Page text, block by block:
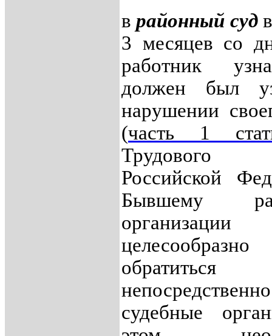
врайонный суд
3 месяцев со
работник
должен был
нарушении
(часть 1
Трудового
Российской
Бывшему
организации
целесообразно
обратиться
судебные